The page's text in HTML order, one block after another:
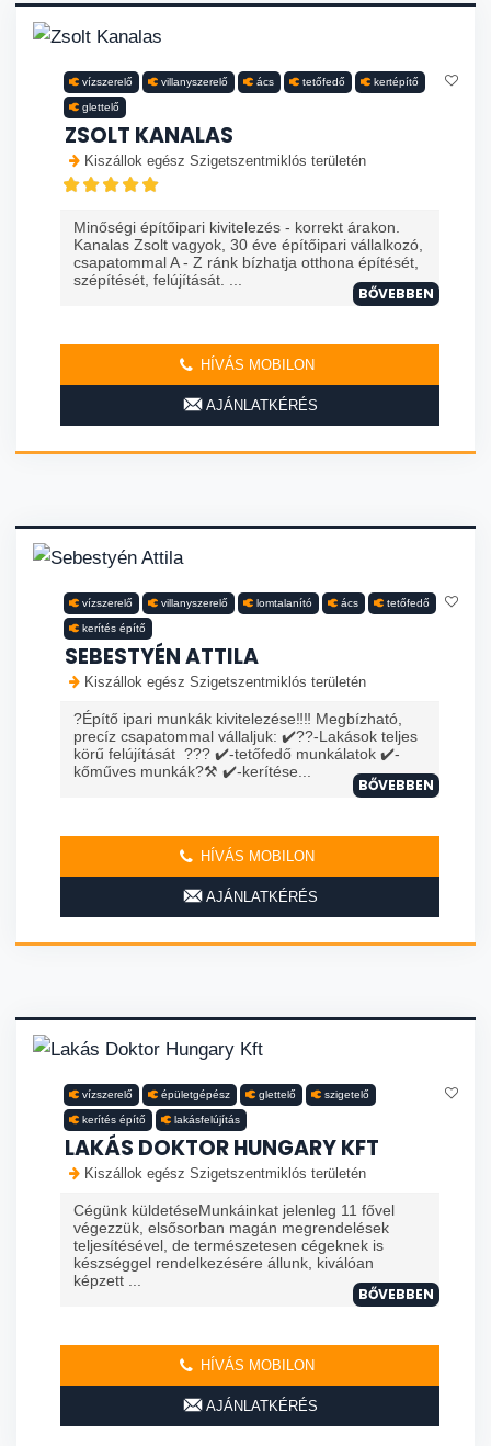
vízszerelő villanyszerelő ács tetőfedő kertépítő
glettelő
ZSOLT KANALAS
Kiszállok egész Szigetszentmiklós területén
Minőségi építőipari kivitelezés - korrekt árakon.
Kanalas Zsolt vagyok, 30 éve építőipari vállalkozó,
csapatommal A - Z ránk bízhatja otthona építését,
szépítését, felújítását. ...
BŐVEBBEN
HÍVÁS MOBILON
AJÁNLATKÉRÉS
vízszerelő villanyszerelő lomtalanító ács tetőfedő
kerítés építő
SEBESTYÉN ATTILA
Kiszállok egész Szigetszentmiklós területén
?Építő ipari munkák kivitelezése‼️‼️ Megbízható,
precíz csapatommal vállaljuk: ✔️?️?️-Lakások teljes
körű felújítását ??? ✔️-tetőfedő munkálatok ✔️-
kőműves munkák?⚒️ ✔️-kerítése...
BŐVEBBEN
HÍVÁS MOBILON
AJÁNLATKÉRÉS
vízszerelő épületgépész glettelő szigetelő
kerítés építő lakásfelújítás
LAKÁS DOKTOR HUNGARY KFT
Kiszállok egész Szigetszentmiklós területén
Cégünk küldetéseMunkáinkat jelenleg 11 fővel
végezzük, elsősorban magán megrendelések
teljesítésével, de természetesen cégeknek is
készséggel rendelkezésére állunk, kiválóan
képzett ...
BŐVEBBEN
HÍVÁS MOBILON
AJÁNLATKÉRÉS